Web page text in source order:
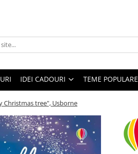
IDEI CADOURI TEME POPULARE
Christmas tree", Usborne